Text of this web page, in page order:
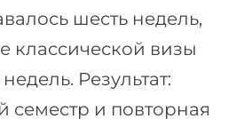
шесть недель,
классической визы
Результат:
и повторная